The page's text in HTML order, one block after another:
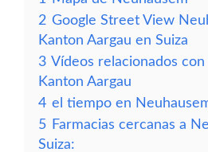
2 Google Street View
Kanton Aargau en Suiza
3 Vídeos relacionados
Kanton Aargau
4 el tiempo en
5 Farmacias cercanas a
Suiza: